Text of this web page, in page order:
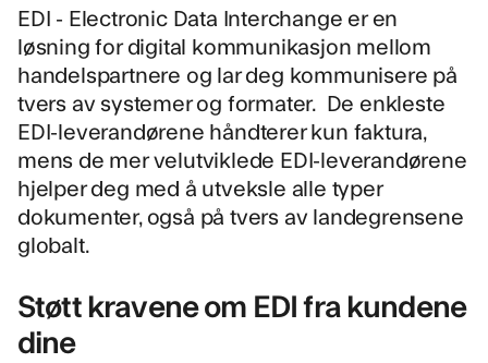
EDI - Electronic Data Interchange er en
løsning for digital kommunikasjon mellom
handelspartnere og lar deg kommunisere på
tvers av systemer og formater. De enkleste
EDI-leverandørene håndterer kun faktura,
mens de mer velutviklede EDI-leverandørene
hjelper deg med å utveksle alle typer
dokumenter, også på tvers av landegrensene
globalt.
Støtt kravene om EDI fra kundene
dine